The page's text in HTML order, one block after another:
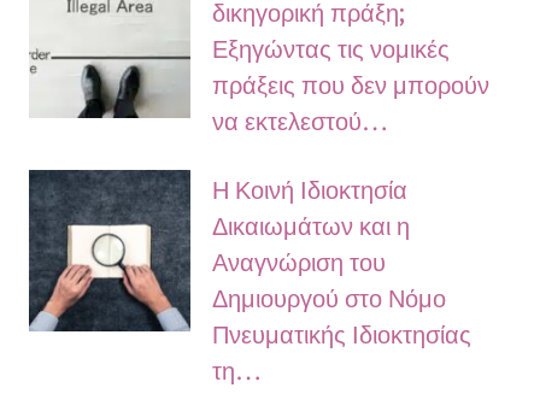
δικηγορική πράξη;
Εξηγώντας τις νομικές
πράξεις που δεν μπορούν
να εκτελεστού…
Η Κοινή Ιδιοκτησία
Δικαιωμάτων και η
Αναγνώριση του
Δημιουργού στο Νόμο
Πνευματικής Ιδιοκτησίας
τη…